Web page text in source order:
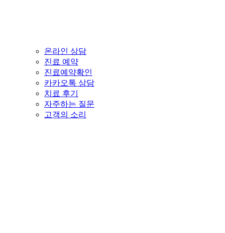
온라인 상담
진료 예약
진료예약확인
카카오톡 상담
치료 후기
자주하는 질문
고객의 소리